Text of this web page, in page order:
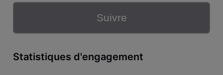
Suivre
Statistiques d'engagement